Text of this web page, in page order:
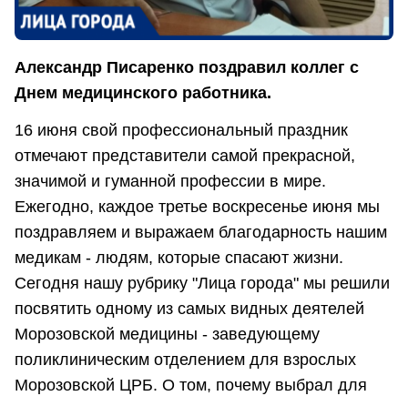
Александр Писаренко поздравил коллег с
Днем медицинского работника.
16 июня свой профессиональный праздник
отмечают представители самой прекрасной,
значимой и гуманной профессии в мире.
Ежегодно, каждое третье воскресенье июня мы
поздравляем и выражаем благодарность нашим
медикам - людям, которые спасают жизни.
Сегодня нашу рубрику "Лица города" мы решили
посвятить одному из самых видных деятелей
Морозовской медицины - заведующему
поликлиническим отделением для взрослых
Морозовской ЦРБ. О том, почему выбрал для